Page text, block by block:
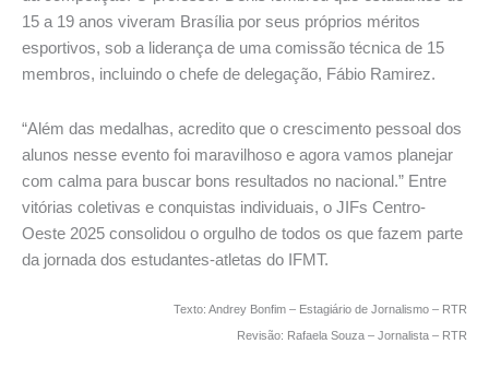
15 a 19 anos viveram Brasília por seus próprios méritos
esportivos, sob a liderança de uma comissão técnica de 15
membros, incluindo o chefe de delegação, Fábio Ramirez.
“Além das medalhas, acredito que o crescimento pessoal dos
alunos nesse evento foi maravilhoso e agora vamos planejar
com calma para buscar bons resultados no nacional.” Entre
vitórias coletivas e conquistas individuais, o JIFs Centro-
Oeste 2025 consolidou o orgulho de todos os que fazem parte
da jornada dos estudantes-atletas do IFMT.
Texto: Andrey Bonfim – Estagiário de Jornalismo – RTR
Revisão: Rafaela Souza – Jornalista – RTR